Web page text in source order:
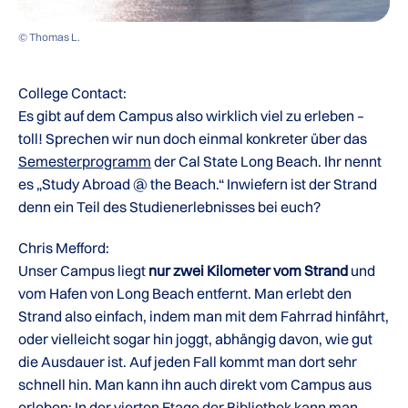
© Thomas L.
College Contact:
Es gibt auf dem Campus also wirklich viel zu erleben –
toll! Sprechen wir nun doch einmal konkreter über das
Semesterprogramm der Cal State Long Beach. Ihr nennt
es „Study Abroad @ the Beach.“ Inwiefern ist der Strand
denn ein Teil des Studienerlebnisses bei euch?
Chris Mefford:
Unser Campus liegt nur zwei Kilometer vom Strand und
vom Hafen von Long Beach entfernt. Man erlebt den
Strand also einfach, indem man mit dem Fahrrad hinfährt,
oder vielleicht sogar hin joggt, abhängig davon, wie gut
die Ausdauer ist. Auf jeden Fall kommt man dort sehr
schnell hin. Man kann ihn auch direkt vom Campus aus